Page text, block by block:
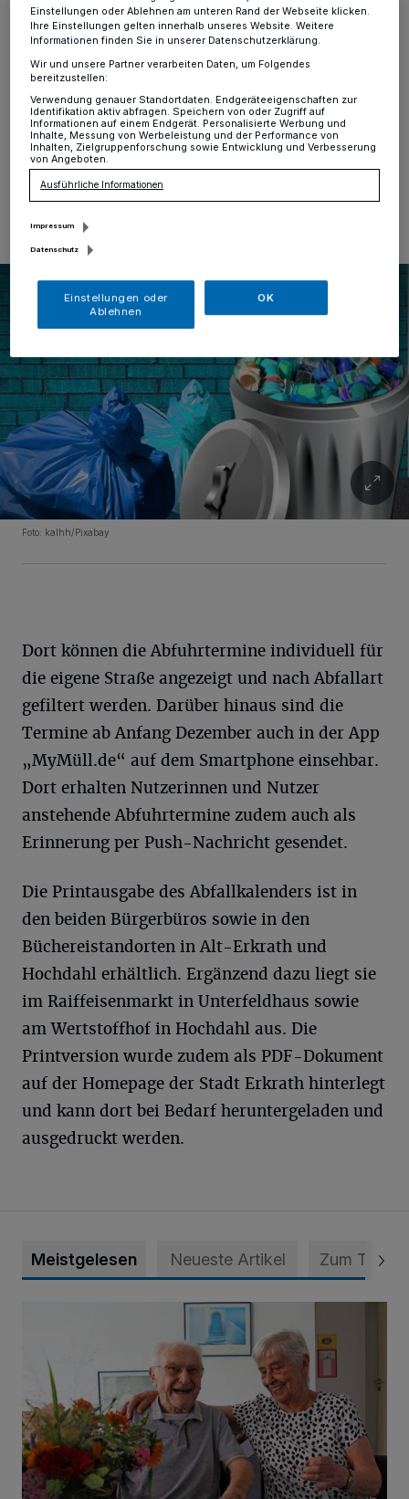
Erkrath·Die Abfuhrtermine für das Jahr 2024 sind ab
sofort öffentlich einsehbar – sowohl analog in den im
Stadtgebiet ausliegenden Faltblättern, als auch digital im
www.erkrath.de/abfuhrtermine.
27.11.2023 , 09:13 Uhr
Foto: kalhh/Pixabay
Dort können die Abfuhrtermine individuell für
die eigene Straße angezeigt und nach Abfallart
gefiltert werden. Darüber hinaus sind die
Termine ab Anfang Dezember auch in der App
„MyMüll.de“ auf dem Smartphone einsehbar.
Dort erhalten Nutzerinnen und Nutzer
anstehende Abfuhrtermine zudem auch als
Erinnerung per Push-Nachricht gesendet.
Die Printausgabe des Abfallkalenders ist in
den beiden Bürgerbüros sowie in den
Büchereistandorten in Alt-Erkrath und
Hochdahl erhältlich. Ergänzend dazu liegt sie
im Raiffeisenmarkt in Unterfeldhaus sowie
am Wertstoffhof in Hochdahl aus. Die
Printversion wurde zudem als PDF-Dokument
auf der Homepage der Stadt Erkrath hinterlegt
und kann dort bei Bedarf heruntergeladen und
ausgedruckt werden.
Meistgelesen Neueste Artikel Zum Thema
„Wir waren uns eigentlich nie böse“
Einstellungen oder Ablehnen am unteren Rand der Webseite klicken.
Ihre Einstellungen gelten innerhalb unseres Website. Weitere
Informationen finden Sie in unserer Datenschutzerklärung.
Wir und unsere Partner verarbeiten Daten, um Folgendes
bereitzustellen:
Verwendung genauer Standortdaten. Endgeräteeigenschaften zur
Identifikation aktiv abfragen. Speichern von oder Zugriff auf
Informationen auf einem Endgerät. Personalisierte Werbung und
Inhalte, Messung von Werbeleistung und der Performance von
Inhalten, Zielgruppenforschung sowie Entwicklung und Verbesserung
von Angeboten.
Ausführliche Informationen
Impressum
Datenschutz
Einstellungen oder
Ablehnen
OK